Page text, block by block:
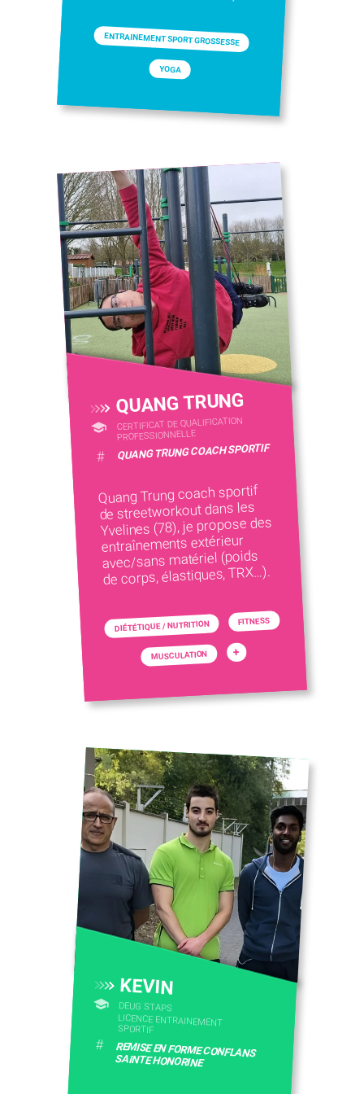
ENTRAINEMENT SPORT GROSSESSE
YOGA
QUANG TRUNG
CERTIFICAT DE QUALIFICATION
PROFESSIONNELLE
# QUANG TRUNG COACH SPORTIF
Quang Trung coach sportif
de streetworkout dans les
Yvelines (78), je propose des
entraînements extérieur
avec/sans matériel (poids
de corps, élastiques, TRX…).
DIÉTÉTIQUE / NUTRITION FITNESS
MUSCULATION +
KEVIN
DEUG STAPS
LICENCE ENTRAINEMENT
SPORTIF
# REMISE EN FORME CONFLANS
SAINTE HONORINE